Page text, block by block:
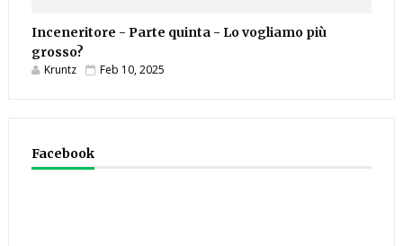
Inceneritore - Parte quinta - Lo vogliamo più
grosso?
Kruntz Feb 10, 2025
Facebook